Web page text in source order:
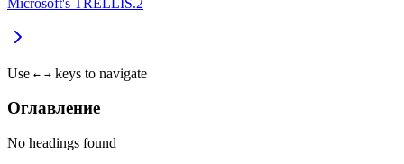
Use ← → keys to navigate
Оглавление
No headings found